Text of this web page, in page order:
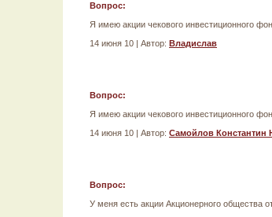
Вопрос:
Я имею акции чекового инвестиционного
14 июня 10 | Автор: Владислав
Вопрос:
Я имею акции чекового инвестиционного
14 июня 10 | Автор: Самойлов Константин
Вопрос:
У меня есть акции Акционерного